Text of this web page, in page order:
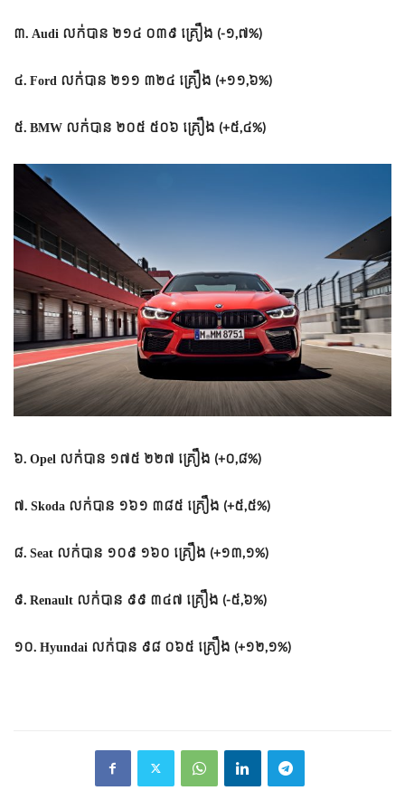
៣. Audi លក់​បាន​ ២១៤ ០៣៩ គ្រឿង (-១,៧%)
៤. Ford លក់​បាន​ ២១១ ៣២៤ គ្រឿង (+១១,៦%)
៥. BMW លក់​បាន​ ២០៥ ៥០៦ គ្រឿង (+៥,៤%)
៦. Opel លក់​បាន​ ១៧៥ ២២៧ គ្រឿង (+០,៨%)
៧. Skoda លក់​បាន ១៦១ ៣៨៥ គ្រឿង (+៥,៥%)
៨. Seat លក់​បាន​ ១០៩ ១៦០ គ្រឿង (+១៣,១%)
៩. Renault លក់​បាន​ ៩៩ ៣៤៧ គ្រឿង (-៥,៦%)
១០. Hyundai លក់​បាន​ ៩៨ ០៦៥ គ្រឿង (+១២,១%)